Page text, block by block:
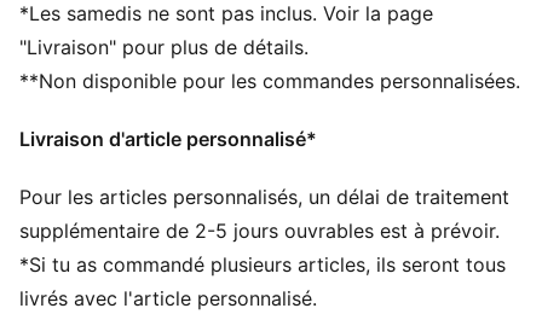
*Les samedis ne sont pas inclus. Voir la page
"Livraison" pour plus de détails.
**Non disponible pour les commandes personnalisées.
Livraison d'article personnalisé*
Pour les articles personnalisés, un délai de traitement
supplémentaire de 2-5 jours ouvrables est à prévoir.
*Si tu as commandé plusieurs articles, ils seront tous
livrés avec l'article personnalisé.